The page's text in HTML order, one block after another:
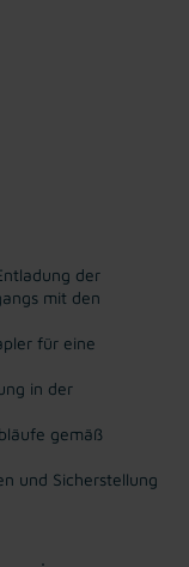
der
mit den
für eine
in der
gemäß
und Sicherstellung